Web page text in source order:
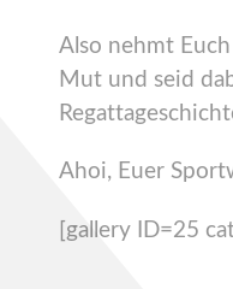
Also nehmt
Mut und seid
Ahoi, Euer
[gallery ID=25